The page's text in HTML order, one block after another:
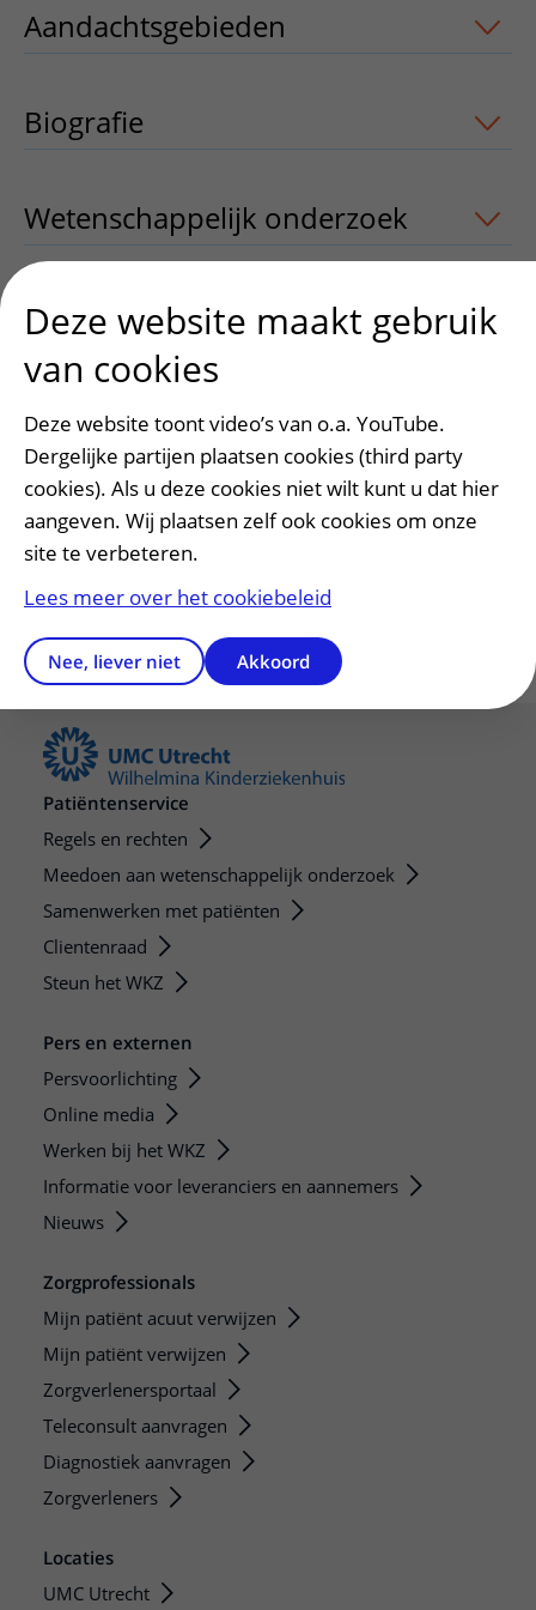
Aandachtsgebieden uitklapper, klik
Biografie
Wetenschappelijk onderzoek
Publicatiesuitklapper, klik om te
Heeft deze informatie u geholpen?
Ja
Nee
Patiëntenservice
Regels en rechten
Meedoen aan wetenschappelijk onderzoek
Samenwerken met patiënten
Clientenraad
Steun het WKZ
Pers en externen
Persvoorlichting
Online media
Werken bij het WKZ
Informatie voor leveranciers en aannemers
Nieuws
Zorgprofessionals
Mijn patiënt acuut verwijzen
Mijn patiënt verwijzen
Zorgverlenersportaal
Teleconsult aanvragen
Diagnostiek aanvragen
Zorgverleners
Locaties
UMC Utrecht
Deze website maakt gebruik
van cookies
Deze website toont video’s van o.a. YouTube.
Dergelijke partijen plaatsen cookies (third party
cookies). Als u deze cookies niet wilt kunt u dat hier
aangeven. Wij plaatsen zelf ook cookies om onze
site te verbeteren.
Lees meer over het cookiebeleid
Nee, liever niet Akkoord